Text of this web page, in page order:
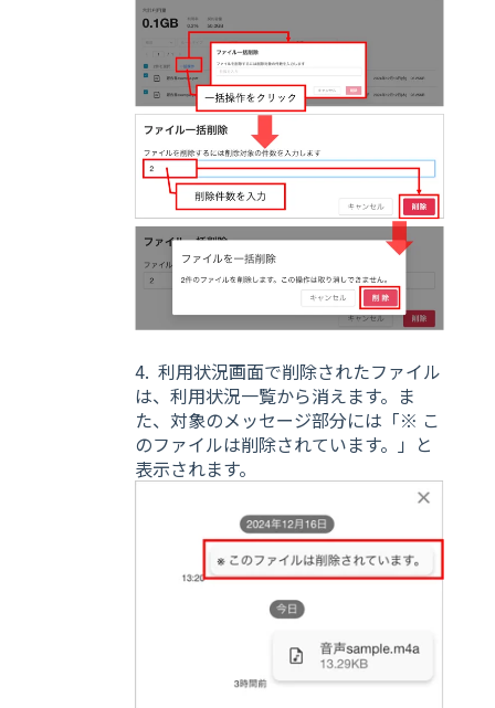
4. 利用状況画面で削除されたファイル
は、利用状況一覧から消えます。ま
た、対象のメッセージ部分には「※ こ
のファイルは削除されています。」と
表示されます。